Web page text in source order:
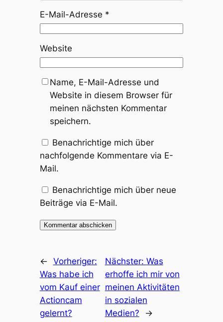
E-Mail-Adresse *
Website
Name, E-Mail-Adresse und
Website in diesem Browser für
meinen nächsten Kommentar
speichern.
Benachrichtige mich über
nachfolgende Kommentare via E-
Mail.
Benachrichtige mich über neue
Beiträge via E-Mail.
← Vorheriger:
Was habe ich
vom Kauf einer
Actioncam
gelernt?
Nächster: Was
erhoffe ich mir von
meinen Aktivitäten
in sozialen
Medien?
→